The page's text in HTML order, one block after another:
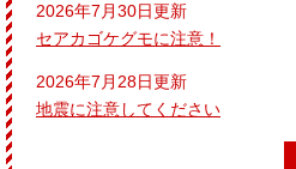
2026年7月30日更新
セアカゴケグモに注意！
2026年7月28日更新
地震に注意してください